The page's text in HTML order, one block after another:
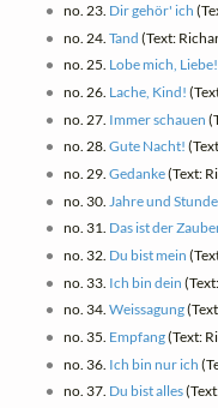
no. 23. Dir gehör' ich
no. 24. Tand (Text:
no. 25. Lobe mich, Liebe!
no. 26. Lache, Kind!
no. 27. Immer schauen
no. 28. Gute Nacht!
no. 29. Gedanke(Text:
no. 30. Jahre und
no. 31. Das ist der
no. 32. Du bist mein
no. 33. Ich bin dein
no. 34. Weissagung
no. 35. Empfang(Text:
no. 36. Ich bin nur ich
no. 37. Du bist alles